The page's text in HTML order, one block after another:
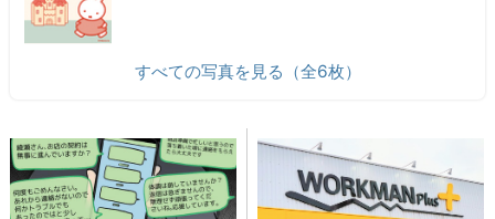
すべての写真を見る（全6枚）